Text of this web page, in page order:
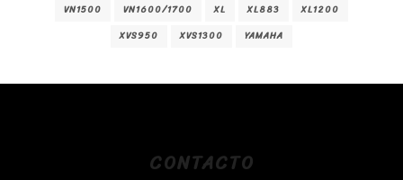
VN1500
VN1600/1700 XL XL883
XL1200
XVS950
XVS1300 YAMAHA
CONTACTO